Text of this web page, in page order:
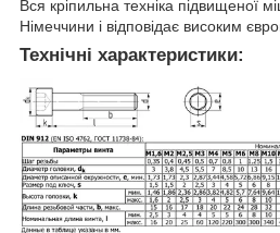
Вся кріпильна техніка підвищеної
Німеччини і відповідає високим
Технічні характеристики: